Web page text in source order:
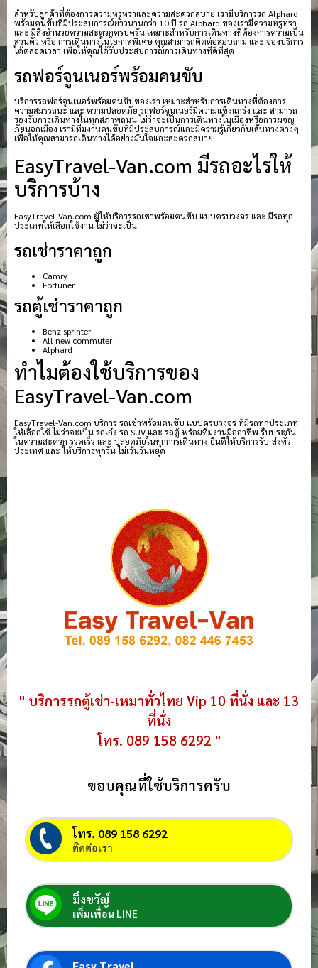
สำหรับลูกค้าที่ต้องการความหรูหราและความสะดวกสบาย เรามีบริการรถ Alphard
พร้อมคนขับที่มีประสบการณ์ยาวนานกว่า 10 ปี รถ Alphard ของเรามีความหรูหรา
และ มีสิ่งอำนวยความสะดวกครบครัน เหมาะสำหรับการเดินทางที่ต้องการความเป็น
ส่วนตัว หรือ การเดินทางในโอกาสพิเศษ คุณสามารถติดต่อสอบถาม และ จองบริการ
ได้ตลอดเวลา เพื่อให้คุณได้รับประสบการณ์การเดินทางที่ดีที่สุด
รถฟอร์จูนเนอร์พร้อมคนขับ
บริการรถฟอร์จูนเนอร์พร้อมคนขับของเรา เหมาะสำหรับการเดินทางที่ต้องการ
ความสมรรถนะ และ ความปลอดภัย รถฟอร์จูนเนอร์มีความแข็งแกร่ง และ สามารถ
รองรับการเดินทางในทุกสภาพถนน ไม่ว่าจะเป็นการเดินทางในเมืองหรือการผจญ
ภัยนอกเมือง เรามีทีมงานคนขับที่มีประสบการณ์และมีความรู้เกี่ยวกับเส้นทางต่างๆ
เพื่อให้คุณสามารถเดินทางได้อย่างมั่นใจและสะดวกสบาย
EasyTravel-Van.com มีรถอะไรให้
บริการบ้าง
EasyTravel-Van.com ผู้ให้บริการรถเช่าพร้อมคนขับ แบบครบวงจร และ มีรถทุก
ประเภทให้เลือกใช้งาน ไม่ว่าจะเป็น
รถเช่าราคาถูก
Camry
Fortuner
รถตู้เช่าราคาถูก
Benz sprinter
All new commuter
Alphard
ทำไมต้องใช้บริการของ
EasyTravel-Van.com
EasyTravel-Van.com บริการ รถเช่าพร้อมคนขับ แบบครบวงจร ที่มีรถทุกประเภท
ให้เลือกใช้ ไม่ว่าจะเป็น รถเก๋ง รถ SUV และ รถตู้ พร้อมทีมงานมืออาชีพ รับประกัน
ในความสะดวก รวดเร็ว และ ปลอดภัยในทุกการเดินทาง ยินดีให้บริการรับ-ส่งทั่ว
ประเทศ และ ให้บริการทุกวัน ไม่เว้นวันหยุด
" บริการรถตู้เช่า-เหมาทั่วไทย Vip 10 ที่นั่ง และ 13
ที่นั่ง
โทร. 089 158 6292 "
ขอบคุณที่ใช้บริการครับ
โทร. 089 158 6292
ติดต่อเรา
มิ่งขวัญ์
เพิ่มเพื่อน LINE